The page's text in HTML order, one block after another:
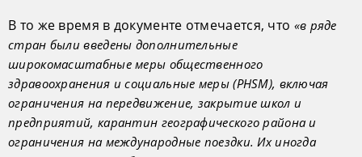
В то же время в документе отмечается, что «в ряде
стран были введены дополнительные
широкомасштабные меры общественного
здравоохранения и социальные меры (PHSM), включая
ограничения на передвижение, закрытие школ и
предприятий, карантин географического района и
ограничения на международные поездки. Их иногда